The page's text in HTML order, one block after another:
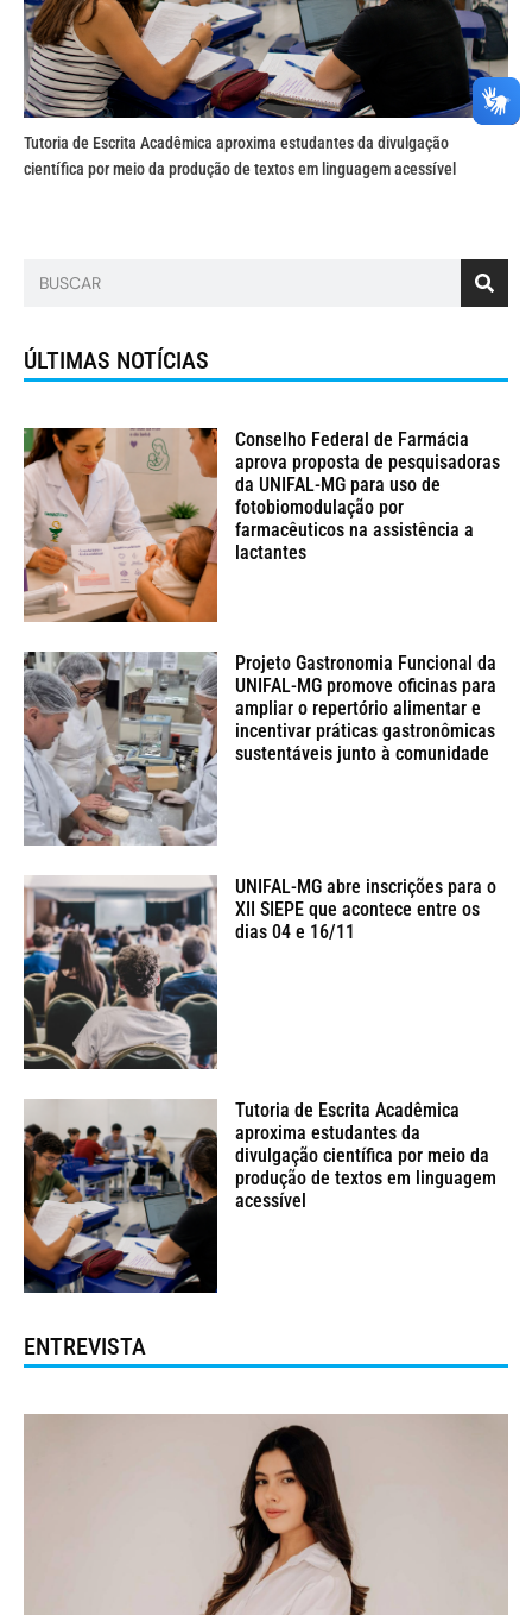
Tutoria de Escrita Acadêmica aproxima estudantes da divulgação
científica por meio da produção de textos em linguagem acessível
ÚLTIMAS NOTÍCIAS
Conselho Federal de Farmácia
aprova proposta de pesquisadoras
da UNIFAL-MG para uso de
fotobiomodulação por
farmacêuticos na assistência a
lactantes
Projeto Gastronomia Funcional da
UNIFAL-MG promove oficinas para
ampliar o repertório alimentar e
incentivar práticas gastronômicas
sustentáveis junto à comunidade
UNIFAL-MG abre inscrições para o
XII SIEPE que acontece entre os
dias 04 e 16/11
Tutoria de Escrita Acadêmica
aproxima estudantes da
divulgação científica por meio da
produção de textos em linguagem
acessível
ENTREVISTA